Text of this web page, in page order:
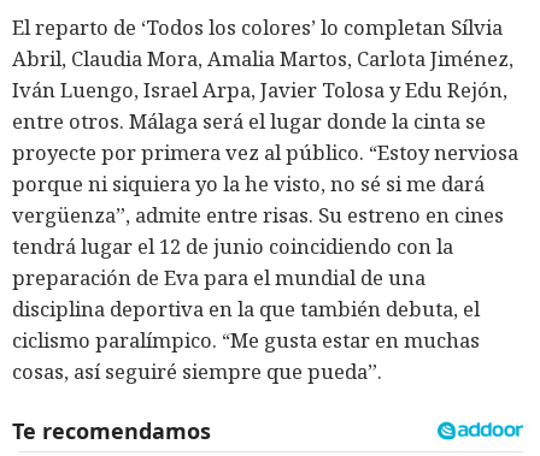
El reparto de ‘Todos los colores’ lo completan Sílvia
Abril, Claudia Mora, Amalia Martos, Carlota Jiménez,
Iván Luengo, Israel Arpa, Javier Tolosa y Edu Rejón,
entre otros. Málaga será el lugar donde la cinta se
proyecte por primera vez al público. “Estoy nerviosa
porque ni siquiera yo la he visto, no sé si me dará
vergüenza”, admite entre risas. Su estreno en cines
tendrá lugar el 12 de junio coincidiendo con la
preparación de Eva para el mundial de una
disciplina deportiva en la que también debuta, el
ciclismo paralímpico. “Me gusta estar en muchas
cosas, así seguiré siempre que pueda”.